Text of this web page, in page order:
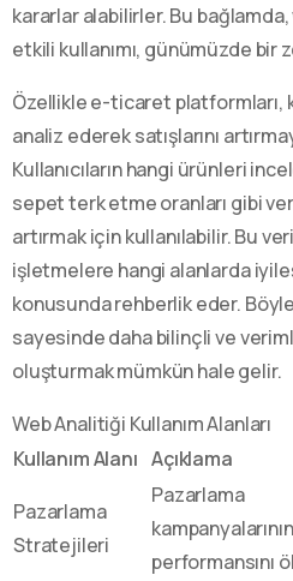
kararlar alabilirler. Bu bağlamda,
etkili kullanımı, günümüzde bir
Özellikle e-ticaret platformları,
analiz ederek satışlarını
Kullanıcıların hangi ürünleri
sepet terk etme oranları gibi
artırmak için kullanılabilir. Bu
işletmelere hangi alanlarda
konusunda rehberlik eder.
sayesinde daha bilinçli ve
oluşturmak mümkün hale gelir.
Web Analitiği Kullanım Alanları
Kullanım Alanı Açıklama
Pazarlama
Stratejileri
Pazarlama
kampanyalarının
performansını